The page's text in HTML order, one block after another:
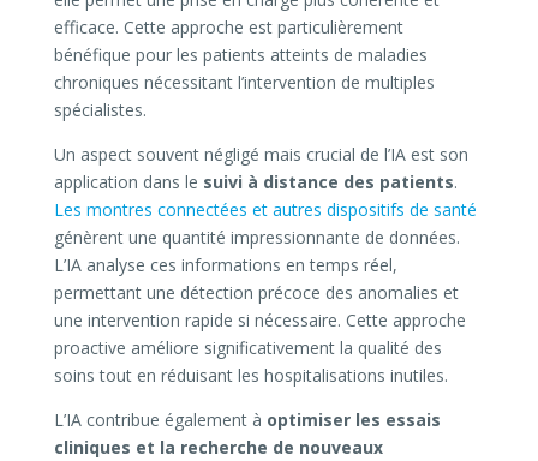
efficace. Cette approche est particulièrement
bénéfique pour les patients atteints de maladies
chroniques nécessitant l’intervention de multiples
spécialistes.
Un aspect souvent négligé mais crucial de l’IA est son
application dans le suivi à distance des patients.
Les montres connectées et autres dispositifs de santé
génèrent une quantité impressionnante de données.
L’IA analyse ces informations en temps réel,
permettant une détection précoce des anomalies et
une intervention rapide si nécessaire. Cette approche
proactive améliore significativement la qualité des
soins tout en réduisant les hospitalisations inutiles.
L’IA contribue également à optimiser les essais
cliniques et la recherche de nouveaux